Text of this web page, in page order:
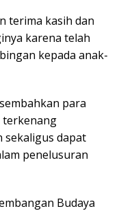
terima kasih dan
karena telah
kepada anak-
para
sekaligus dapat
penelusuran
Budaya